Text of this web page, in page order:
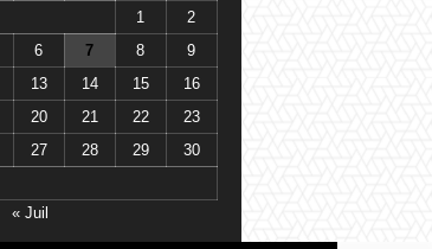
1
2
6 7 8
9
13 14 15
16
20 21 22
23
27 28 29
30
« Juil